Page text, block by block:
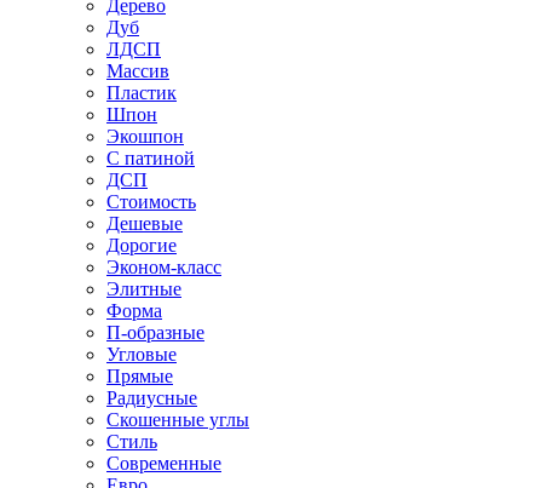
Дерево
Дуб
ЛДСП
Массив
Пластик
Шпон
Экошпон
С патиной
ДСП
Стоимость
Дешевые
Дорогие
Эконом-класс
Элитные
Форма
П-образные
Угловые
Прямые
Радиусные
Скошенные углы
Стиль
Современные